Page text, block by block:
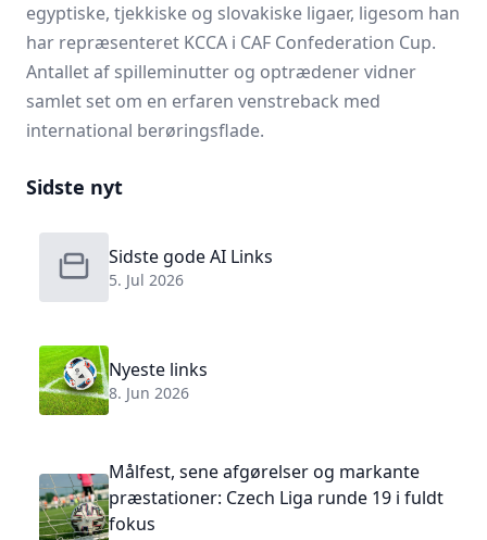
egyptiske, tjekkiske og slovakiske ligaer, ligesom han
har repræsenteret KCCA i CAF Confederation Cup.
Antallet af spilleminutter og optrædener vidner
samlet set om en erfaren venstreback med
international berøringsflade.
Sidste nyt
Sidste gode AI Links
5. Jul 2026
Nyeste links
8. Jun 2026
Målfest, sene afgørelser og markante
præstationer: Czech Liga runde 19 i fuldt
fokus